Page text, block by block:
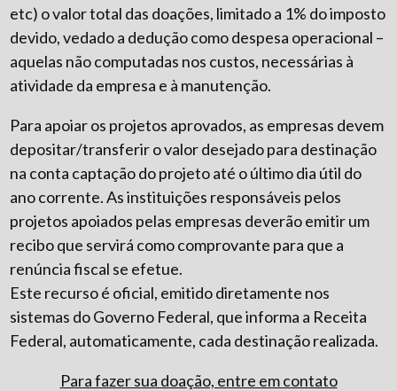
etc) o valor total das doações, limitado a 1% do imposto
devido, vedado a dedução como despesa operacional –
aquelas não computadas nos custos, necessárias à
atividade da empresa e à manutenção.
Para apoiar os projetos aprovados, as empresas devem
depositar/transferir o valor desejado para destinação
na conta captação do projeto até o último dia útil do
ano corrente. As instituições responsáveis pelos
projetos apoiados pelas empresas deverão emitir um
recibo que servirá como comprovante para que a
renúncia fiscal se efetue.
Este recurso é oficial, emitido diretamente nos
sistemas do Governo Federal, que informa a Receita
Federal, automaticamente, cada destinação realizada.
Para fazer sua doação, entre em contato